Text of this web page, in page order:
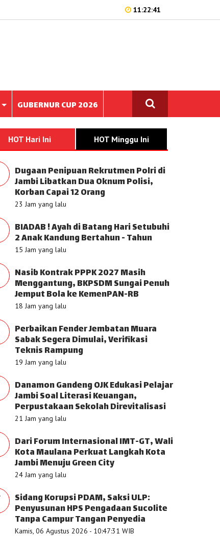
11:22:41
GUBERNUR CUP 2026
HOT Hari Ini HOT Minggu Ini
Dugaan Penipuan Rekrutmen Polri di
Jambi Libatkan Dua Oknum Polisi,
Korban Capai 12 Orang
23 Jam yang lalu
BIADAB ! Ayah di Batang Hari Setubuhi
2 Anak Kandung Bertahun - Tahun
15 Jam yang lalu
Nasib Kontrak PPPK 2027 Masih
Menggantung, BKPSDM Sungai Penuh
Jemput Bola ke KemenPAN-RB
18 Jam yang lalu
Perbaikan Fender Jembatan Muara
Sabak Segera Dimulai, Verifikasi
Teknis Rampung
19 Jam yang lalu
Danamon Gandeng OJK Edukasi Pelajar
Jambi Soal Literasi Keuangan,
Perpustakaan Sekolah Direvitalisasi
21 Jam yang lalu
Dari Forum Internasional IMT-GT, Wali
Kota Maulana Perkuat Langkah Kota
Jambi Menuju Green City
24 Jam yang lalu
Sidang Korupsi PDAM, Saksi ULP:
Penyusunan HPS Pengadaan Sucolite
Tanpa Campur Tangan Penyedia
Kamis, 06 Agustus 2026 - 10:47:31 WIB